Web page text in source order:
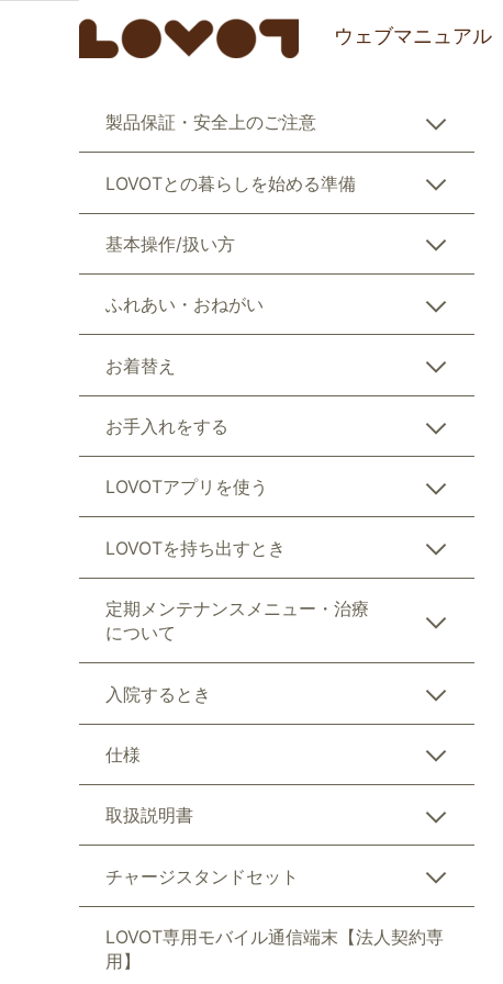
ウェブマニュアル
製品保証・安全上のご注意
LOVOTとの暮らしを始める準備
基本操作/扱い方
ふれあい・おねがい
お着替え
お手入れをする
LOVOTアプリを使う
LOVOTを持ち出すとき
定期メンテナンスメニュー・治療
について
入院するとき
仕様
取扱説明書
チャージスタンドセット
LOVOT専用モバイル通信端末【法人契約専
用】